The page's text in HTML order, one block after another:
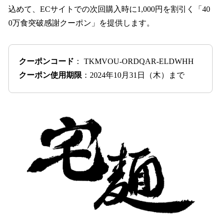
込めて、ECサイトでの次回購入時に1,000円を割引く「40
0万食突破感謝クーポン」を提供します。
クーポンコード ： TKMVOU-ORDQAR-ELDWHH
クーポン使用期限 ：2024年10月31日（木）まで